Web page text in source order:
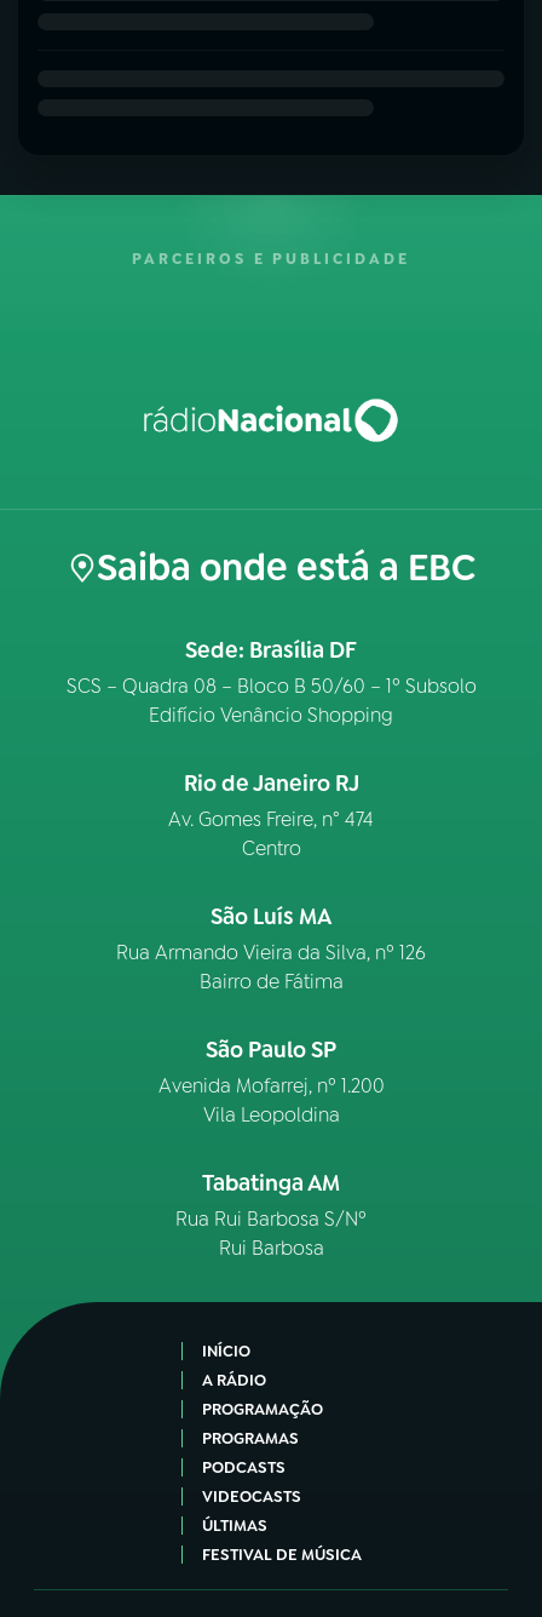
PARCEIROS E PUBLICIDADE
Saiba onde está a EBC
Sede: Brasília DF
SCS – Quadra 08 – Bloco B 50/60 – 1º Subsolo
Edifício Venâncio Shopping
Rio de Janeiro RJ
Av. Gomes Freire, n° 474
Centro
São Luís MA
Rua Armando Vieira da Silva, nº 126
Bairro de Fátima
São Paulo SP
Avenida Mofarrej, nº 1.200
Vila Leopoldina
Tabatinga AM
Rua Rui Barbosa S/Nº
Rui Barbosa
INÍCIO
A RÁDIO
PROGRAMAÇÃO
PROGRAMAS
PODCASTS
VIDEOCASTS
ÚLTIMAS
FESTIVAL DE MÚSICA